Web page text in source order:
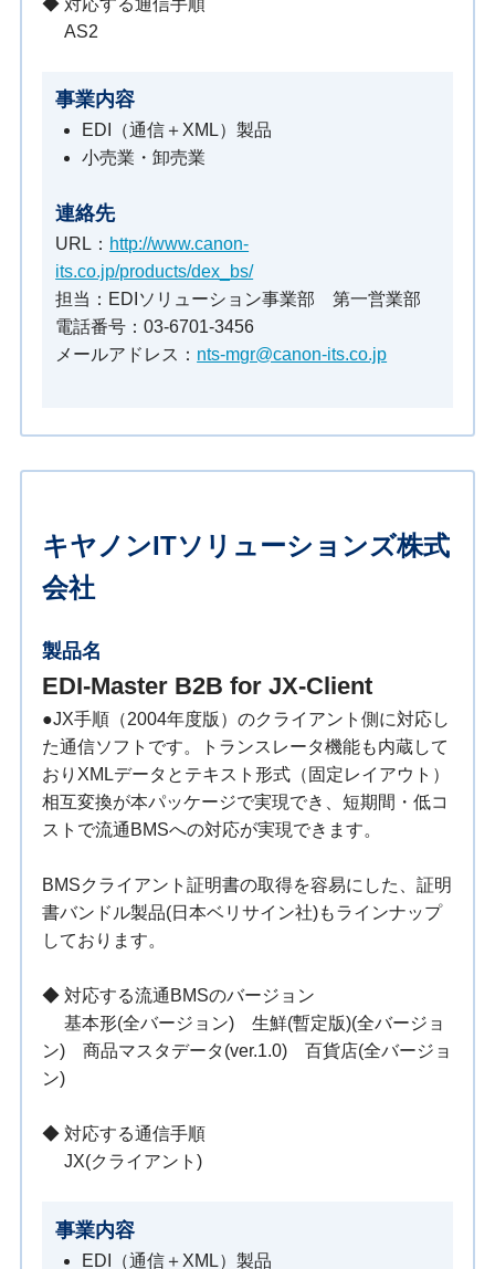
AS2
事業内容
EDI（通信＋XML）製品
小売業・卸売業
連絡先
URL： http://www.canon-
its.co.jp/products/dex_bs/
担当：EDIソリューション事業部 第一営業部
電話番号：03-6701-3456
メールアドレス： nts-mgr@canon-its.co.jp
キヤノンITソリューションズ株式
会社
製品名
EDI-Master B2B for JX-Client
●JX手順（2004年度版）のクライアント側に対応し
た通信ソフトです。トランスレータ機能も内蔵して
おりXMLデータとテキスト形式（固定レイアウト）
相互変換が本パッケージで実現でき、短期間・低コ
ストで流通BMSへの対応が実現できます。
BMSクライアント証明書の取得を容易にした、証明
書バンドル製品(日本ベリサイン社)もラインナップ
しております。
◆ 対応する流通BMSのバージョン
基本形(全バージョン) 生鮮(暫定版)(全バージョ
ン) 商品マスタデータ(ver.1.0) 百貨店(全バージョ
ン)
◆ 対応する通信手順
JX(クライアント)
事業内容
EDI（通信＋XML）製品